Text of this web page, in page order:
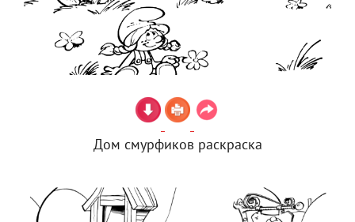
Дом смурфиков раскраска